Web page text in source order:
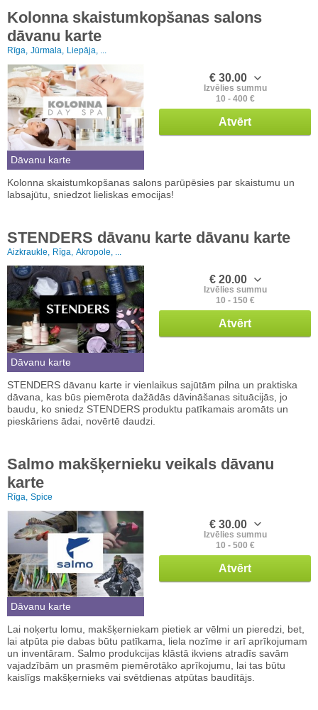
Kolonna skaistumkopšanas salons
dāvanu karte
Rīga, Jūrmala, Liepāja, ...
Dāvanu karte
€ 30.00
Izvēlies summu
10 - 400 €
Atvērt
Kolonna skaistumkopšanas salons parūpēsies par skaistumu un
labsajūtu, sniedzot lieliskas emocijas!
STENDERS dāvanu karte dāvanu karte
Aizkraukle, Rīga, Akropole, ...
Dāvanu karte
€ 20.00
Izvēlies summu
10 - 150 €
Atvērt
STENDERS dāvanu karte ir vienlaikus sajūtām pilna un praktiska
dāvana, kas būs piemērota dažādās dāvināšanas situācijās, jo
baudu, ko sniedz STENDERS produktu patīkamais aromāts un
pieskāriens ādai, novērtē daudzi.
Salmo makšķernieku veikals dāvanu
karte
Rīga, Spice
Dāvanu karte
€ 30.00
Izvēlies summu
10 - 500 €
Atvērt
Lai noķertu lomu, makšķerniekam pietiek ar vēlmi un pieredzi, bet,
lai atpūta pie dabas būtu patīkama, liela nozīme ir arī aprīkojumam
un inventāram. Salmo produkcijas klāstā ikviens atradīs savām
vajadzībām un prasmēm piemērotāko aprīkojumu, lai tas būtu
kaislīgs makšķernieks vai svētdienas atpūtas baudītājs.